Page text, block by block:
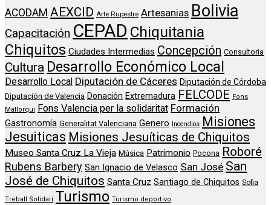
ACODAM AEXCID Arte Rupestre Artesanias Bolivia
Capacitación CEPAD Chiquitania
Chiquitos Ciudades Intermedias Concepción Consultoria
Cultura Desarrollo Económico Local
Desarrollo Local Diputación de Cáceres Diputación de Córdoba
Diputación de Valencia Donación Extremadura FELCODE Fons
Mallorqui Fons Valencia per la solidaritat Formación
Gastronomía Generalitat Valenciana Genero Incendios Misiones
Jesuiticas Misiones Jesuíticas de Chiquitos
Museo Santa Cruz La Vieja Música Patrimonio Pocona Roboré
Rubens Barbery San Ignacio de Velasco San José San
José de Chiquitos Santa Cruz Santiago de Chiquitos Sofia
Treball Solidari Turismo Turismo deportivo